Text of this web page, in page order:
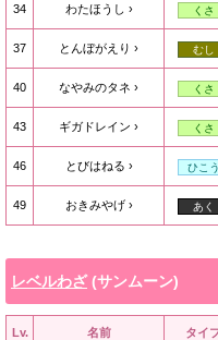
34 わたほうし くさ
37 とんぼがえり むし
40 なやみのタネ くさ
43 ギガドレイン くさ
46 とびはねる ひこう
49 おきみやげ あく
レベルわざ(サンムーン)
Lv. 名前 タイ